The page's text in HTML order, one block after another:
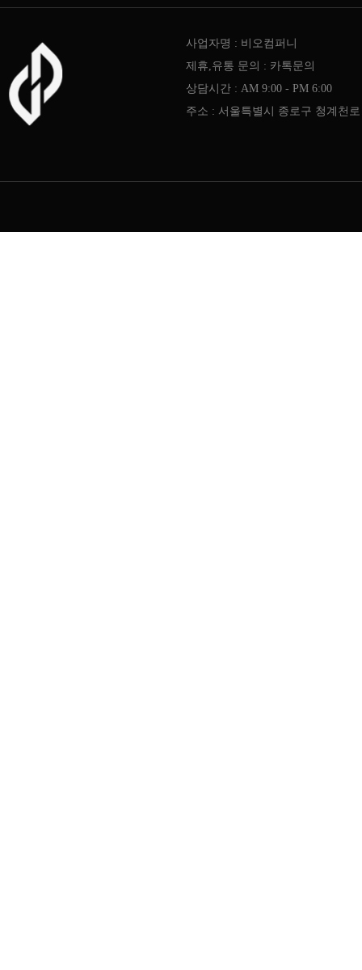
사업자명 : 비오컴퍼니
제휴,유통 문의 : 카톡문의
상담시간 : AM 9:00 - PM 6:00
주소 : 서울특별시 종로구 청계천로